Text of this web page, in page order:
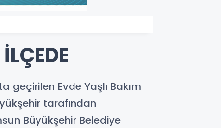
Evde Yaşlı Bakım
tarafından
Büyükşehir Belediye